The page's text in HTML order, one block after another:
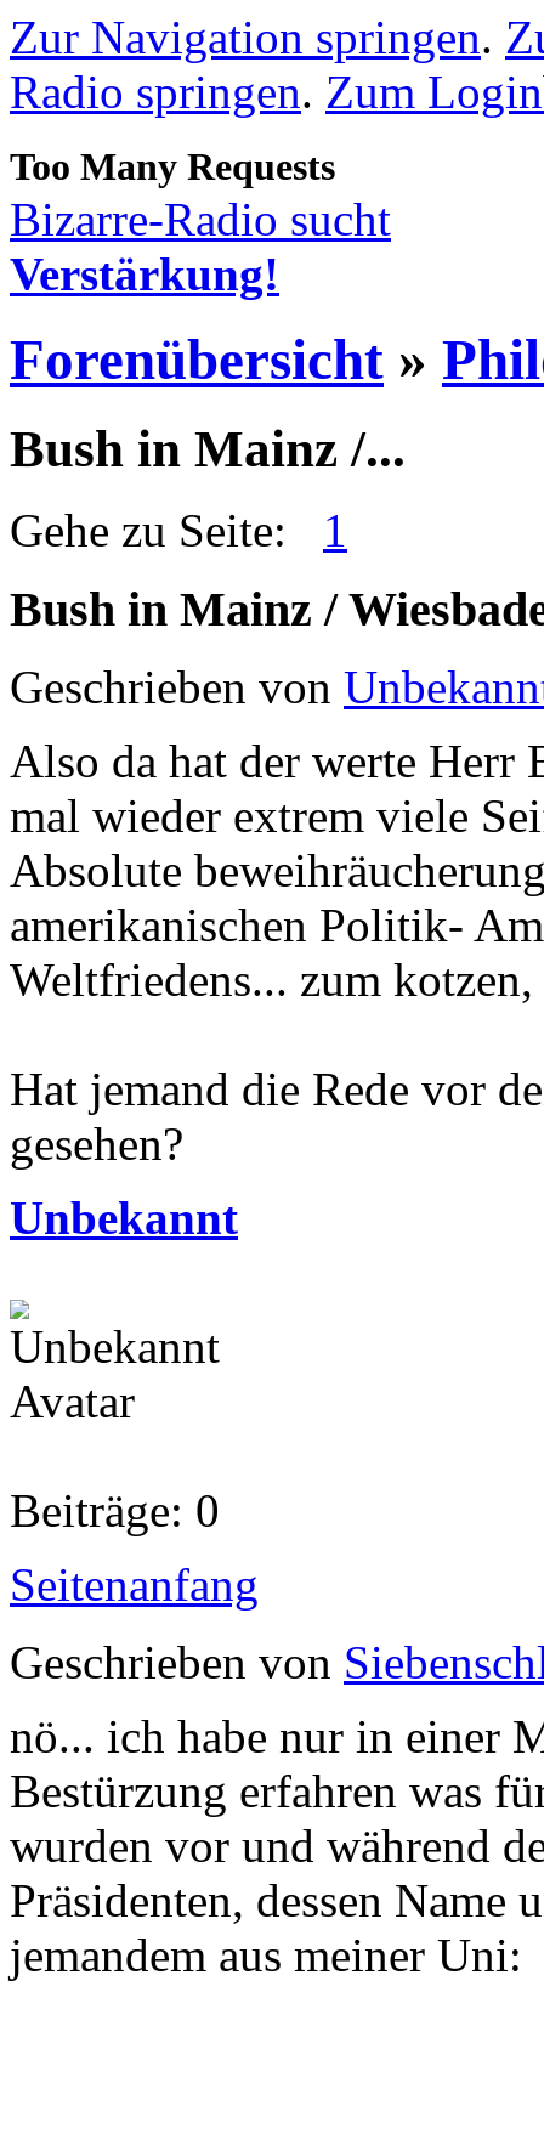
Zur Navigation springen.
Radio springen. Zum
Bizarre-Radio sucht
Verstärkung!
Forenübersicht »
Bush in Mainz /...
Gehe zu Seite: 1
Bush in Mainz /
Geschrieben von
Also da hat der werte Herr
mal wieder extrem viele
Absolute
amerikanischen Politik-
Weltfriedens... zum
Hat jemand die Rede vor
gesehen?
Unbekannt
Beiträge: 0
Seitenanfang
Geschrieben von
nö... ich habe nur in einer
Bestürzung erfahren was
wurden vor und während
Präsidenten, dessen
jemandem aus meiner Uni: